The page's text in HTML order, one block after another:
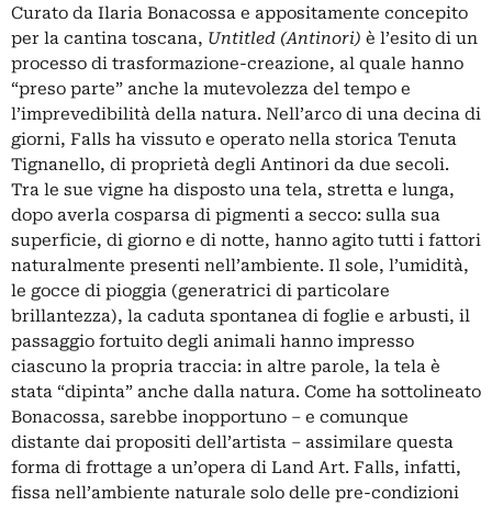
Curato da Ilaria Bonacossa e appositamente concepito
per la cantina toscana, Untitled (Antinori) è l’esito di un
processo di trasformazione-creazione, al quale hanno
“preso parte” anche la mutevolezza del tempo e
l’imprevedibilità della natura. Nell’arco di una decina di
giorni, Falls ha vissuto e operato nella storica Tenuta
Tignanello, di proprietà degli Antinori da due secoli.
Tra le sue vigne ha disposto una tela, stretta e lunga,
dopo averla cosparsa di pigmenti a secco: sulla sua
superficie, di giorno e di notte, hanno agito tutti i fattori
naturalmente presenti nell’ambiente. Il sole, l’umidità,
le gocce di pioggia (generatrici di particolare
brillantezza), la caduta spontanea di foglie e arbusti, il
passaggio fortuito degli animali hanno impresso
ciascuno la propria traccia: in altre parole, la tela è
stata “dipinta” anche dalla natura. Come ha sottolineato
Bonacossa, sarebbe inopportuno – e comunque
distante dai propositi dell’artista – assimilare questa
forma di frottage a un’opera di Land Art. Falls, infatti,
fissa nell’ambiente naturale solo delle pre-condizioni